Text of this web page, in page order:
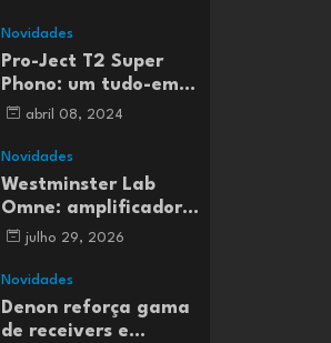
e em mais 50 países
Novidades
Pro-Ject T2 Super
Phono: um tudo-em-
um para entusiastas
abril 08, 2024
Novidades
Westminster Lab
Omne: amplificador
integrado Classe A
julho 29, 2026
Novidades
Denon reforça gama
de receivers e